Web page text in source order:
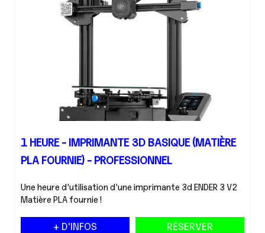
1 HEURE - IMPRIMANTE 3D BASIQUE (MATIÈRE
PLA FOURNIE) - PROFESSIONNEL
Une heure d'utilisation d'une imprimante 3d ENDER 3 V2
Matière PLA fournie !
RÉSERVER
+ D'INFOS